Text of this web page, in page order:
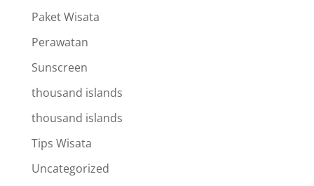
Paket Wisata
Perawatan
Sunscreen
thousand islands
thousand islands
Tips Wisata
Uncategorized